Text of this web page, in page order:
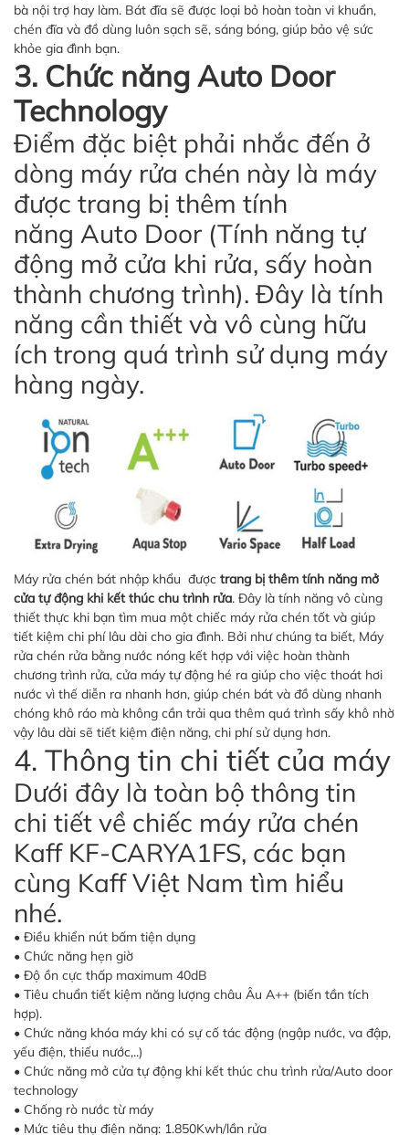
bà nội trợ hay làm. Bát đĩa sẽ được loại bỏ hoàn toàn vi khuẩn,
chén đĩa và đồ dùng luôn sạch sẽ, sáng bóng, giúp bảo vệ sức
khỏe gia đình bạn.
3. Chức năng Auto Door
Technology
Điểm đặc biệt phải nhắc đến ở
dòng máy rửa chén này là máy
được trang bị thêm tính
năng Auto Door (Tính năng tự
động mở cửa khi rửa, sấy hoàn
thành chương trình). Đây là tính
năng cần thiết và vô cùng hữu
ích trong quá trình sử dụng máy
hàng ngày.
Máy rửa chén bát nhập khẩu được trang bị thêm tính năng mở
cửa tự động khi kết thúc chu trình rửa. Đây là tính năng vô cùng
thiết thực khi bạn tìm mua một chiếc máy rửa chén tốt và giúp
tiết kiệm chi phí lâu dài cho gia đình. Bởi như chúng ta biết, Máy
rửa chén rửa bằng nước nóng kết hợp với việc hoàn thành
chương trình rửa, cửa máy tự động hé ra giúp cho việc thoát hơi
nước vì thế diễn ra nhanh hơn, giúp chén bát và đồ dùng nhanh
chóng khô ráo mà không cần trải qua thêm quá trình sấy khô nhờ
vậy lâu dài sẽ tiết kiệm điện năng, chi phí sử dụng hơn.
4. Thông tin chi tiết của máy
Dưới đây là toàn bộ thông tin
chi tiết về chiếc máy rửa chén
Kaff KF-CARYA1FS, các bạn
cùng Kaff Việt Nam tìm hiểu
nhé.
• Điều khiển nút bấm tiện dụng
• Chức năng hẹn giờ
• Độ ồn cực thấp maximum 40dB
• Tiêu chuẩn tiết kiệm năng lượng châu Âu A++ (biến tần tích
hợp).
• Chức năng khóa máy khi có sự cố tác động (ngập nước, va đập,
yếu điện, thiếu nước,..)
• Chức năng mở cửa tự động khi kết thúc chu trình rửa/Auto door
technology
• Chống rò nước từ máy
• Mức tiêu thụ điện năng: 1.850Kwh/lần rửa